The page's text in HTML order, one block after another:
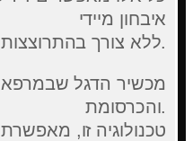
איבחון מיידי
ללא צורך בהתרוצצות בין מכוני צילום.
מכשיר הדגל
והכרסומת.
טכנולוגיה זו,